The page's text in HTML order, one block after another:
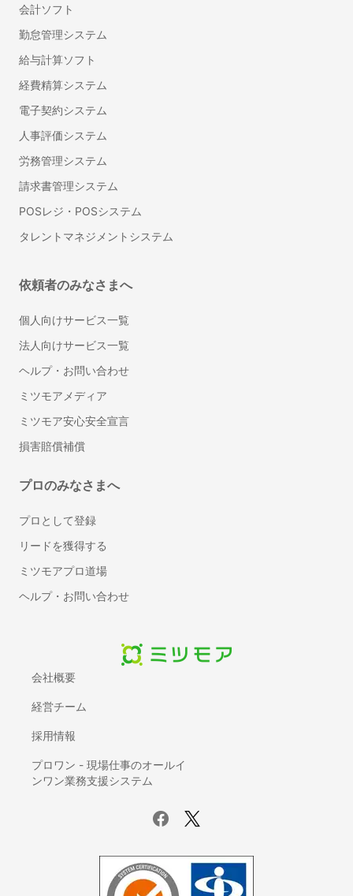
プログラミング研修
管理職研修
法人向け英語研修
産業医紹介サービス
LMS（学習管理システム）
総務・法務
Web会議ツール
IT資産管理システム
オンラインストレージ
ナレッジマネジメントツール
ワークフローシステム
受付システム
文書管理システム
MDM(モバイル端末管理)
ビジネスフォン
クラウドPBX
セキュリティソフト
標的型攻撃対策ツール
標的型攻撃メール訓練サービス
スケジュール管理ツール
電子帳票システム
入退室管理システム
IDaaS(ID管理システム)
AI-OCR
ログ管理システム
サーバー監視ツール
ホスティングサービス
会社概要
経営チーム
採用情報
プロワン - 現場仕事のオールイ
ンワン業務支援システム
会計ソフト
勤怠管理システム
給与計算ソフト
経費精算システム
電子契約システム
人事評価システム
労務管理システム
請求書管理システム
POSレジ・POSシステム
タレントマネジメントシステム
依頼者のみなさまへ
個人向けサービス一覧
法人向けサービス一覧
ヘルプ・お問い合わせ
ミツモアメディア
ミツモア安心安全宣言
損害賠償補償
プロのみなさまへ
プロとして登録
リードを獲得する
ミツモアプロ道場
ヘルプ・お問い合わせ